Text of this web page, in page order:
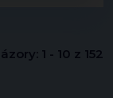
1 - 10 z 152